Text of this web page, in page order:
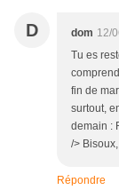
D dom 12/
Tu es
fin de
surtout,
demain :
/>
Répondre